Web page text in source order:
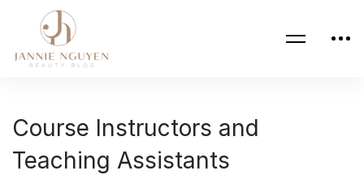
Course Instructors and
Teaching Assistants